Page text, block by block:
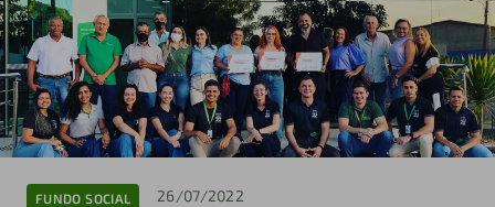
FUNDO SOCIAL 26/07/2022